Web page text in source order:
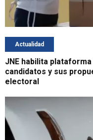
Actualidad
JNE habilita
candidatos y sus
electoral